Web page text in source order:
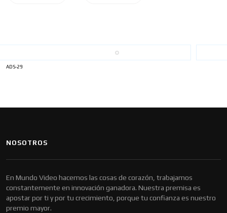
ADS-29
NOSOTROS
En Mundo Video hacemos las cosas de corazón, trabajamos
constantemente en innovación ganadora. Nuestra premisa es
apostar por ti y por tu crecimiento, porque tu confianza es nuestro
premio mayor.